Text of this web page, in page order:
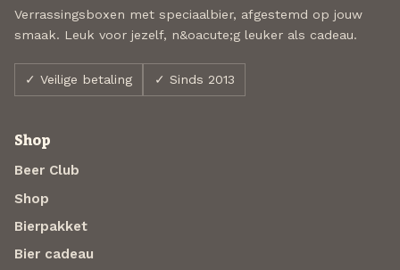
Verrassingsboxen met speciaalbier, afgestemd op jouw
smaak. Leuk voor jezelf, n&oacute;g leuker als cadeau.
✓ Veilige betaling ✓ Sinds 2013
Shop
Beer Club
Shop
Bierpakket
Bier cadeau